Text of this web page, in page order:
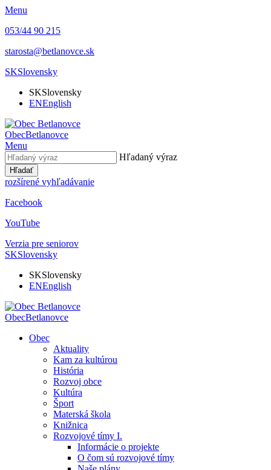
Menu
053/44 90 215
starosta@betlanovce.sk
SKSlovensky
SKSlovensky
ENEnglish
ObecBetlanovce
Menu
Hľadaný výraz
Hľadať
rozšírené vyhľadávanie
Facebook
YouTube
Verzia pre seniorov
SKSlovensky
SKSlovensky
ENEnglish
ObecBetlanovce
Obec
Aktuality
Kam za kultúrou
História
Rozvoj obce
Kultúra
Šport
Materská škola
Knižnica
Rozvojové tímy I.
Informácie o projekte
O čom sú rozvojové tímy